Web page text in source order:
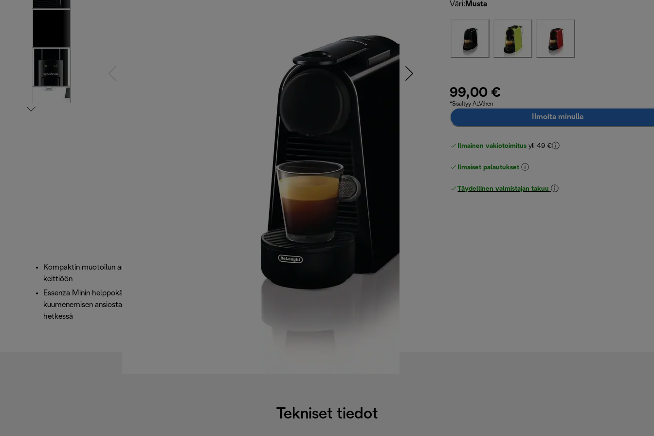
Väri: Musta
99,00 €
*Sisältyy ALV:hen
Ilmoita minulle
Ilmainen vakiotoimitus yli 49 €
Ilmaiset palautukset
Täydellinen valmistajan takuu
Kompaktin muotoilun ansiosta laite sopii helposti
keittiöön
Essenza Minin helppokäyttöisyyden ja nopean
kuumenemisen ansiosta lempikahvit valmistuvat
hetkessä
Tekniset tiedot